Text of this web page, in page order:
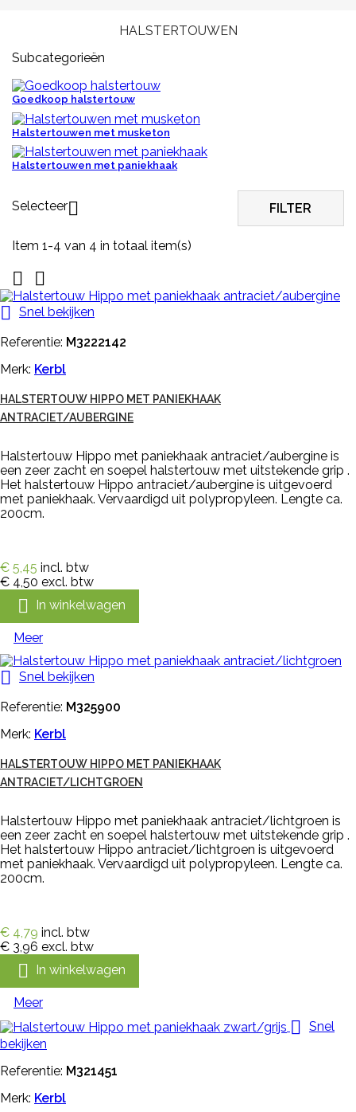
HALSTERTOUWEN
Subcategorieën
Goedkoop halstertouw
Halstertouwen met musketon
Halstertouwen met paniekhaak
Selecteer FILTER
Item 1-4 van 4 in totaal item(s)



Snel bekijken
Referentie: M3222142
Merk: Kerbl
HALSTERTOUW HIPPO MET PANIEKHAAK
ANTRACIET/AUBERGINE
Halstertouw Hippo met paniekhaak antraciet/aubergine is
een zeer zacht en soepel halstertouw met uitstekende grip .
Het halstertouw Hippo antraciet/aubergine is uitgevoerd
met paniekhaak. Vervaardigd uit polypropyleen. Lengte ca.
200cm.
€ 5,45 incl. btw
€ 4,50 excl. btw
 In winkelwagen
Meer
 Snel bekijken
Referentie: M325900
Merk: Kerbl
HALSTERTOUW HIPPO MET PANIEKHAAK
ANTRACIET/LICHTGROEN
Halstertouw Hippo met paniekhaak antraciet/lichtgroen is
een zeer zacht en soepel halstertouw met uitstekende grip .
Het halstertouw Hippo antraciet/lichtgroen is uitgevoerd
met paniekhaak. Vervaardigd uit polypropyleen. Lengte ca.
200cm.
€ 4,79 incl. btw
€ 3,96 excl. btw
 In winkelwagen
Meer
 Snel
bekijken
Referentie: M321451
Merk: Kerbl